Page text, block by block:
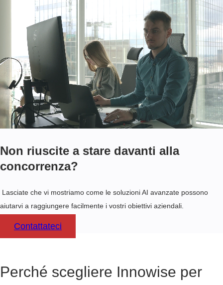
Non riuscite a stare davanti alla
concorrenza?
Lasciate che vi mostriamo come le soluzioni AI avanzate possono
aiutarvi a raggiungere facilmente i vostri obiettivi aziendali.
Contattateci
Perché scegliere Innowise per